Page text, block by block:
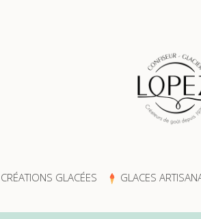
CRÉATIONS GLACÉES GLACES